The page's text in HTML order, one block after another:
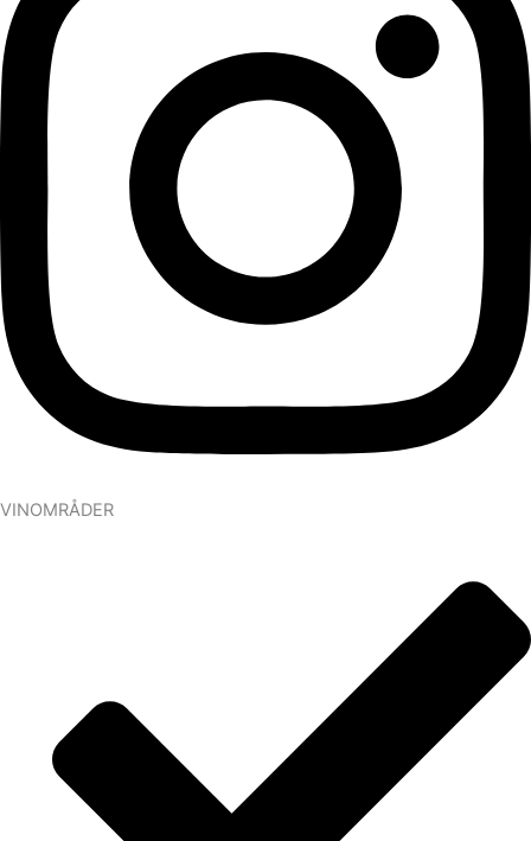
VINOMRÅDER